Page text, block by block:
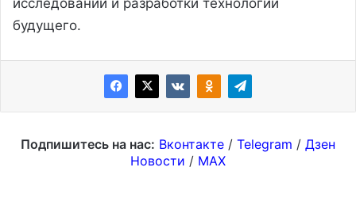
будущего.
Подпишитесь на нас: Вконтакте / Telegram / Дзен
Новости / MAX